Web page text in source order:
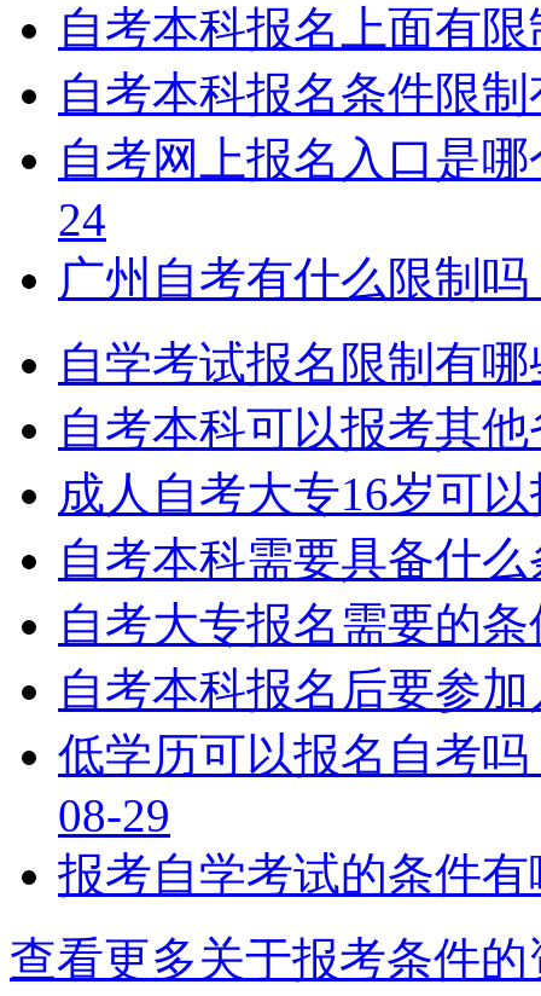
自考本科报名上面有
自考本科报名条件限
自考网上报名入口是
24
广州自考有什么限制吗
自学考试报名限制有
自考本科可以报考其
成人自考大专16岁可
自考本科需要具备什
自考大专报名需要的
自考本科报名后要参
低学历可以报名自考
08-29
报考自学考试的条件
查看更多关于报考条件